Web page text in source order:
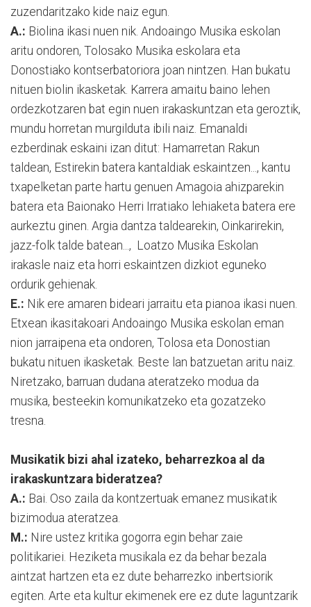
zuzendaritzako kide naiz egun.
A.: Biolina ikasi nuen nik. Andoaingo Musika eskolan
aritu ondoren, Tolosako Musika eskolara eta
Donostiako kontserbatoriora joan nintzen. Han bukatu
nituen biolin ikasketak. Karrera amaitu baino lehen
ordezkotzaren bat egin nuen irakaskuntzan eta geroztik,
mundu horretan murgilduta ibili naiz. Emanaldi
ezberdinak eskaini izan ditut: Hamarretan Rakun
taldean, Estirekin batera kantaldiak eskaintzen..., kantu
txapelketan parte hartu genuen Amagoia ahizparekin
batera eta Baionako Herri Irratiako lehiaketa batera ere
aurkeztu ginen. Argia dantza taldearekin, Oinkarirekin,
jazz-folk talde batean..., Loatzo Musika Eskolan
irakasle naiz eta horri eskaintzen dizkiot eguneko
ordurik gehienak.
E.: Nik ere amaren bideari jarraitu eta pianoa ikasi nuen.
Etxean ikasitakoari Andoaingo Musika eskolan eman
nion jarraipena eta ondoren, Tolosa eta Donostian
bukatu nituen ikasketak. Beste lan batzuetan aritu naiz.
Niretzako, barruan dudana ateratzeko modua da
musika, besteekin komunikatzeko eta gozatzeko
tresna.
Musikatik bizi ahal izateko, beharrezkoa al da
irakaskuntzara bideratzea?
A.: Bai. Oso zaila da kontzertuak emanez musikatik
bizimodua ateratzea.
M.: Nire ustez kritika gogorra egin behar zaie
politikariei. Heziketa musikala ez da behar bezala
aintzat hartzen eta ez dute beharrezko inbertsiorik
egiten. Arte eta kultur ekimenek ere ez dute laguntzarik